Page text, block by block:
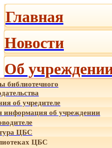
Главная
Новости
Об
библиотечного
об учредителе
об учреждении
ЦБС
ЦБС